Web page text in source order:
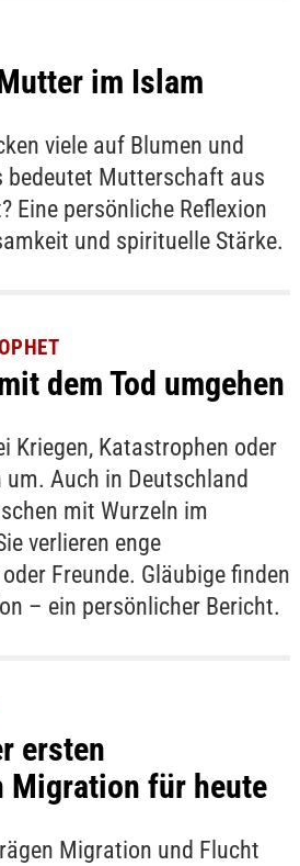
im Islam
viele auf Blumen und
bedeutet Mutterschaft aus
Eine persönliche Reflexion
und spirituelle Stärke.
dem Tod umgehen
Kriegen, Katastrophen oder
Auch in Deutschland
mit Wurzeln im
verlieren enge
Freunde. Gläubige finden
– ein persönlicher Bericht.
ersten
Migration für heute
Migration und Flucht